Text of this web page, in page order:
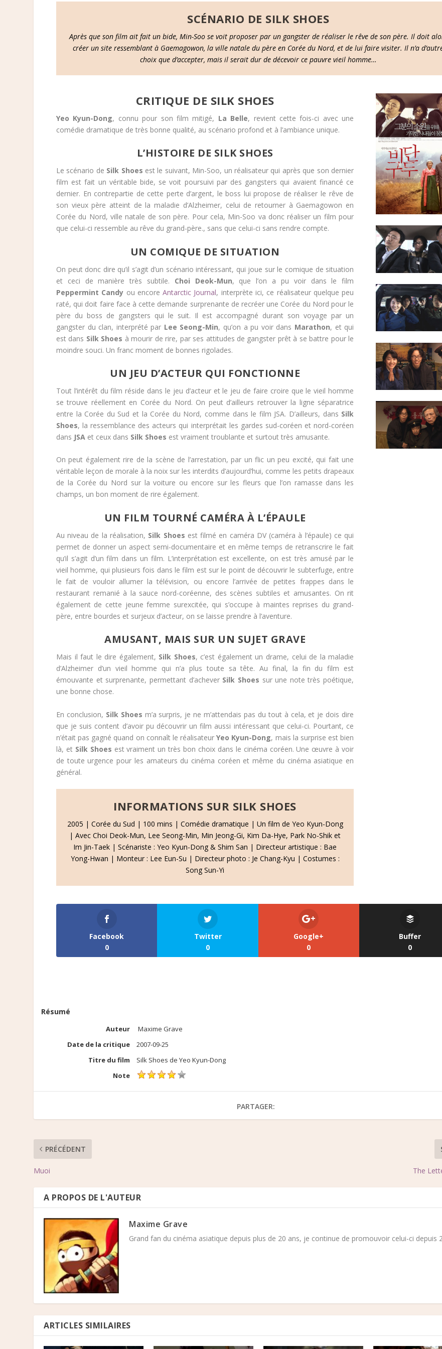
SCÉNARIO DE SILK SHOES
Après que son film ait fait un bide, Min-Soo se voit proposer par un gangster de réaliser le rêve de son père. Il doit
créer un site ressemblant à Gaemagowon, la ville natale du père en Corée du Nord, et de lui faire visiter. Il n’a
choix que d’accepter, mais il serait dur de décevoir ce pauvre vieil homme…
CRITIQUE DE SILK SHOES
Yeo Kyun-Dong, connu pour son film mitigé, La Belle, revient cette fois-ci avec une
comédie dramatique de très bonne qualité, au scénario profond et à l’ambiance unique.
L’HISTOIRE DE SILK SHOES
Le scénario de Silk Shoes est le suivant, Min-Soo, un réalisateur qui après que son dernier
film est fait un véritable bide, se voit poursuivi par des gangsters qui avaient financé ce
dernier. En contrepartie de cette perte d’argent, le boss lui propose de réaliser le rêve de
son vieux père atteint de la maladie d’Alzheimer, celui de retourner à Gaemagowon en
Corée du Nord, ville natale de son père. Pour cela, Min-Soo va donc réaliser un film pour
que celui-ci ressemble au rêve du grand-père., sans que celui-ci sans rendre compte.
UN COMIQUE DE SITUATION
On peut donc dire qu’il s’agit d’un scénario intéressant, qui joue sur le comique de situation
et ceci de manière très subtile. Choi Deok-Mun, que l’on a pu voir dans le film
Peppermint Candy ou encoreAntarctic Journal, interprète ici, ce réalisateur quelque peu
raté, qui doit faire face à cette demande surprenante de recréer une Corée du Nord pour le
père du boss de gangsters qui le suit. Il est accompagné durant son voyage par un
gangster du clan, interprété par Lee Seong-Min, qu’on a pu voir dans Marathon, et qui
est dans Silk Shoes à mourir de rire, par ses attitudes de gangster prêt à se battre pour le
moindre souci. Un franc moment de bonnes rigolades.
UN JEU D’ACTEUR QUI FONCTIONNE
Tout l’intérêt du film réside dans le jeu d’acteur et le jeu de faire croire que le vieil homme
se trouve réellement en Corée du Nord. On peut d’ailleurs retrouver la ligne séparatrice
entre la Corée du Sud et la Corée du Nord, comme dans le film JSA. D’ailleurs, dans Silk
Shoes, la ressemblance des acteurs qui interprétait les gardes sud-coréen et nord-coréen
dans JSAet ceux dans Silk Shoes est vraiment troublante et surtout très amusante.
On peut également rire de la scène de l’arrestation, par un flic un peu excité, qui fait une
véritable leçon de morale à la noix sur les interdits d’aujourd’hui, comme les petits drapeaux
de la Corée du Nord sur la voiture ou encore sur les fleurs que l’on ramasse dans les
champs, un bon moment de rire également.
UN FILM TOURNÉ CAMÉRA À L’ÉPAULE
Au niveau de la réalisation, Silk Shoes est filmé en caméra DV (caméra à l’épaule) ce qui
permet de donner un aspect semi-documentaire et en même temps de retranscrire le fait
qu’il s’agit d’un film dans un film. L’interprétation est excellente, on est très amusé par le
vieil homme, qui plusieurs fois dans le film est sur le point de découvrir le subterfuge, entre
le fait de vouloir allumer la télévision, ou encore l’arrivée de petites frappes dans le
restaurant remanié à la sauce nord-coréenne, des scènes subtiles et amusantes. On rit
également de cette jeune femme surexcitée, qui s’occupe à maintes reprises du grand-
père, entre bourdes et surjeux d’acteur, on se laisse prendre à l’aventure.
AMUSANT, MAIS SUR UN SUJET GRAVE
Mais il faut le dire également, Silk Shoes, c’est également un drame, celui de la maladie
d’Alzheimer d’un vieil homme qui n’a plus toute sa tête. Au final, la fin du film est
émouvante et surprenante, permettant d’achever Silk Shoes sur une note très poétique,
une bonne chose.
En conclusion, Silk Shoes m’a surpris, je ne m’attendais pas du tout à cela, et je dois dire
que je suis content d’avoir pu découvrir un film aussi intéressant que celui-ci. Pourtant, ce
n’était pas gagné quand on connaît le réalisateurYeo Kyun-Dong, mais la surprise est bien
là, et Silk Shoes est vraiment un très bon choix dans le cinéma coréen. Une œuvre à voir
de toute urgence pour les amateurs du cinéma coréen et même du cinéma asiatique en
général.
INFORMATIONS SUR SILK SHOES
2005 | Corée du Sud | 100 mins | Comédie dramatique | Un film de Yeo Kyun-Dong
| Avec Choi Deok-Mun, Lee Seong-Min, Min Jeong-Gi, Kim Da-Hye, Park No-Shik et
Im Jin-Taek | Scénariste : Yeo Kyun-Dong & Shim San | Directeur artistique : Bae
Yong-Hwan | Monteur : Lee Eun-Su | Directeur photo : Je Chang-Kyu | Costumes :
Song Sun-Yi
Facebook
0
Twitter
0
Google+
0
Buffer
0
Résumé
Auteur
Maxime Grave
Date de la critique
2007-09-25
Titre du film
Silk Shoes de Yeo Kyun-Dong
Note
PARTAGER:
PRÉCÉDENT
Muoi The
A PROPOS DE L'AUTEUR
Maxime Grave
Grand fan du cinéma asiatique depuis plus de 20 ans, je continue de promouvoir celui-ci depuis
ARTICLES SIMILAIRES